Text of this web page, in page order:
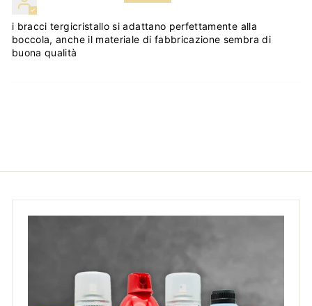
i bracci tergicristallo si adattano perfettamente alla
boccola, anche il materiale di fabbricazione sembra di
buona qualità